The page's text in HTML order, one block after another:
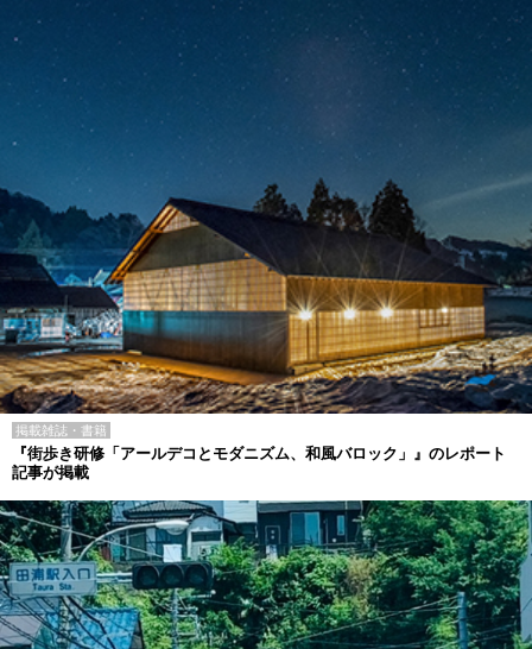
掲載雑誌・書籍
『街歩き研修「アールデコとモダニズム、和風バロック」』のレポート
記事が掲載